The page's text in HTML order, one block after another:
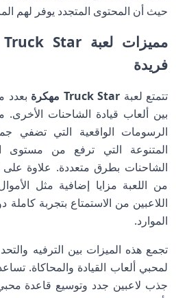
حيث أن المحتوى المتجدد يوفر لهم
فريدة
تتمتع لعبة Truck Star مهكرة
بعدد
بين ألعاب قيادة الشاحنات
الرسومات الواقعية التي تضفي
المتنوعة التي ترفع من مستوى
الشاحنات بطرق متعددة. علاوة على
من اللعبة مزايا إضافية مثل
اللاعبين من الاستمتاع بتجربة
الموارد.
تجمع هذه الميزات بين الترفيه
لمحبي ألعاب القيادة والمحاكاة.
جذب لاعبين جدد وتوسيع قاعدة